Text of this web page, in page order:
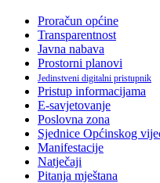
Proračun općine
Transparentnost
Javna nabava
Prostorni planovi
Jedinstveni digitalni pristupnik
Pristup informacijama
E-savjetovanje
Poslovna zona
Sjednice Općinskog
Manifestacije
Natječaji
Pitanja mještana